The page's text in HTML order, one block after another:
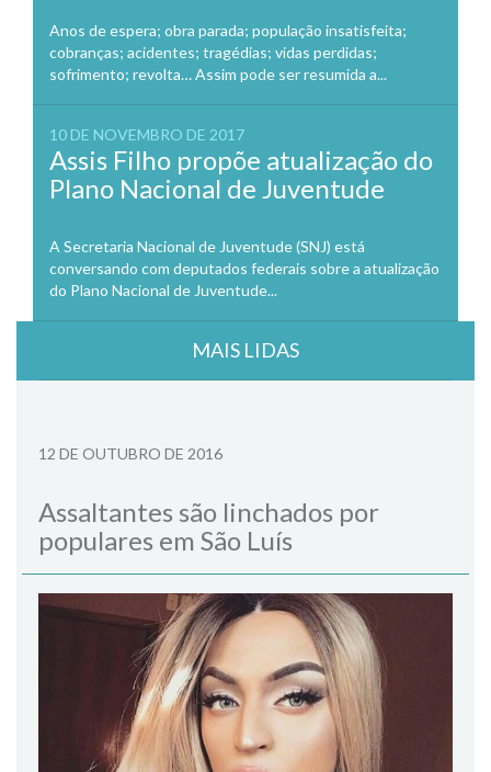
Anos de espera; obra parada; população insatisfeita;
cobranças; acidentes; tragédias; vidas perdidas;
sofrimento; revolta… Assim pode ser resumida a...
10 DE NOVEMBRO DE 2017
Assis Filho propõe atualização do
Plano Nacional de Juventude
A Secretaria Nacional de Juventude (SNJ) está
conversando com deputados federais sobre a atualização
do Plano Nacional de Juventude...
MAIS LIDAS
12 DE OUTUBRO DE 2016
Assaltantes são linchados por
populares em São Luís